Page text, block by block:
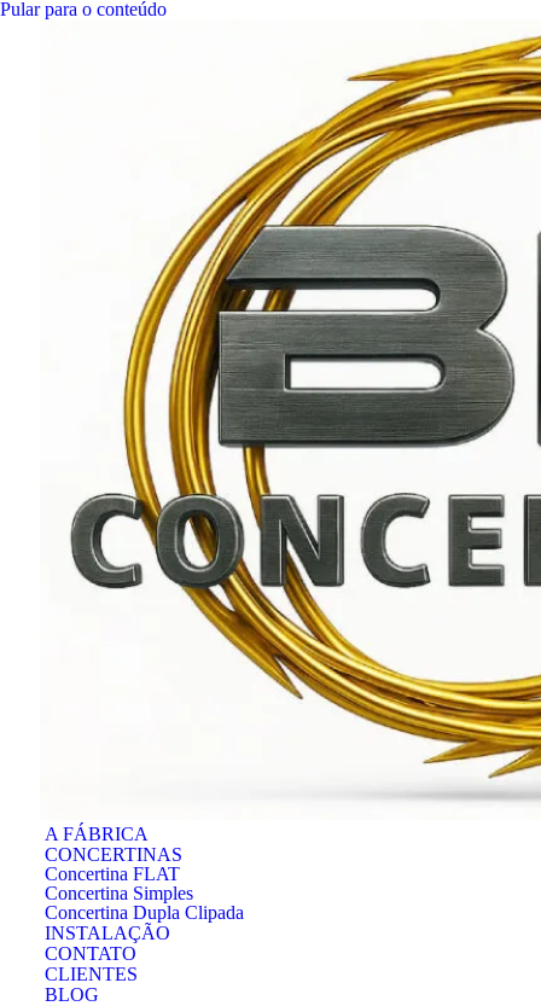
Pular para o conteúdo
A FÁBRICA
CONCERTINAS
Concertina FLAT
Concertina Simples
Concertina Dupla Clipada
INSTALAÇÃO
CONTATO
CLIENTES
BLOG